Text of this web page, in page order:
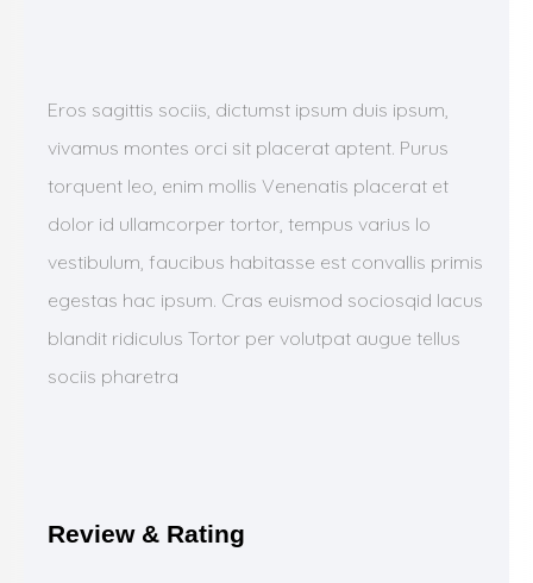
Eros sagittis sociis, dictumst ipsum duis ipsum,
vivamus montes orci sit placerat aptent. Purus
torquent leo, enim mollis Venenatis placerat et
dolor id ullamcorper tortor, tempus varius lo
vestibulum, faucibus habitasse est convallis primis
egestas hac ipsum. Cras euismod sociosqid lacus
blandit ridiculus Tortor per volutpat augue tellus
sociis pharetra
Review & Rating